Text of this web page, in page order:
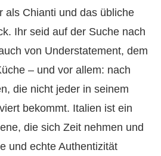
als Chianti und das übliche
Ihr seid auf der Suche nach
von Understatement, dem
– und vor allem: nach
die nicht jeder in seinem
bekommt. Italien ist ein
die sich Zeit nehmen und
und echte Authentizität